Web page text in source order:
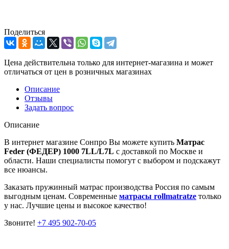
Поделиться
Цена действительна только для интернет-магазина и может
отличаться от цен в розничных магазинах
Описание
Отзывы
Задать вопрос
Описание
В интернет магазине Сонпро Вы можете купить Матрас
Feder (ФЕДЕР) 1000 7LL/L7L с доставкой по Москве и
области. Наши специалисты помогут с выбором и подскажут
все нюансы.
Заказать пружинный матрас производства Россия по самым
выгодным ценам. Современные матрасы rollmatratze только
у нас. Лучшие цены и высокое качество!
Звоните! +7 495 902-70-05